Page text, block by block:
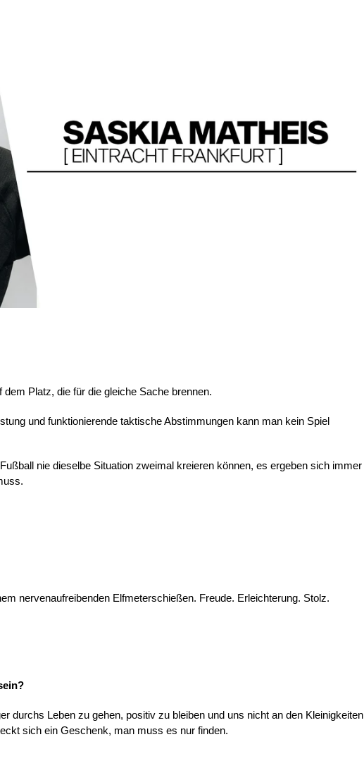
Platz, die für die gleiche Sache brennen.
und funktionierende taktische Abstimmungen kann man kein Spiel
nie dieselbe Situation zweimal kreieren können, es ergeben sich immer
nervenaufreibenden Elfmeterschießen. Freude. Erleichterung. Stolz.
durchs Leben zu gehen, positiv zu bleiben und uns nicht an den Kleinigkeiten
sich ein Geschenk, man muss es nur finden.